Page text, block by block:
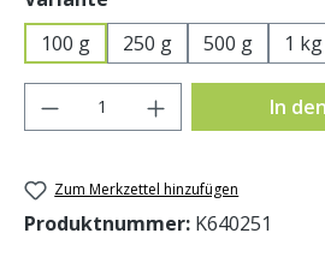
100 g
250 g 500 g 1 kg
Produkt Anzahl: Gib
In
Zum Merkzettel hinzufügen
Produktnummer: K640251